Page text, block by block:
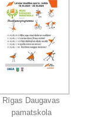
Rīgas Daugavas
pamatskola